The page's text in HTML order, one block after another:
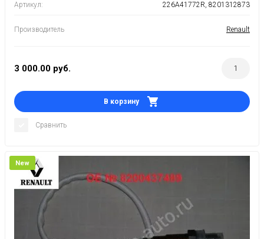
Артикул: 226A41772R, 8201312873
Производитель Renault
3 000.00 руб.
В корзину
Сравнить
New